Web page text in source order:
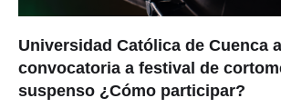
Universidad Católica de Cuenca
convocatoria a festival de
suspenso ¿Cómo participar?